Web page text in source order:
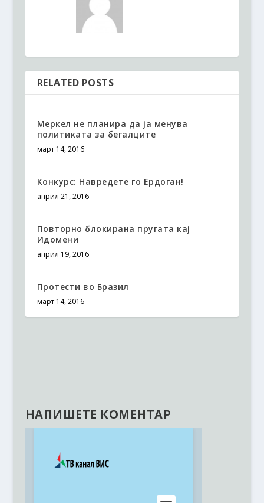
RELATED POSTS
Меркел не планира да ја менува
политиката за бегалците
март 14, 2016
Конкурс: Навредете го Ердоган!
април 21, 2016
Повторно блокирана пругата кај
Идомени
април 19, 2016
Протести во Бразил
март 14, 2016
НАПИШЕТЕ КОМЕНТАР